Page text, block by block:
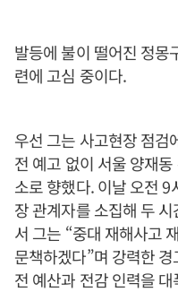
발등에 불이 떨어진 정몽
련에 고심 중이다.
우선 그는 사고현장 점검
전 예고 없이 서울 양재
소로 향했다. 이날 오전
장 관계자를 소집해 두
서 그는 “중대 재해사고
문책하겠다”며 강력한
전 예산과 전감 인력을